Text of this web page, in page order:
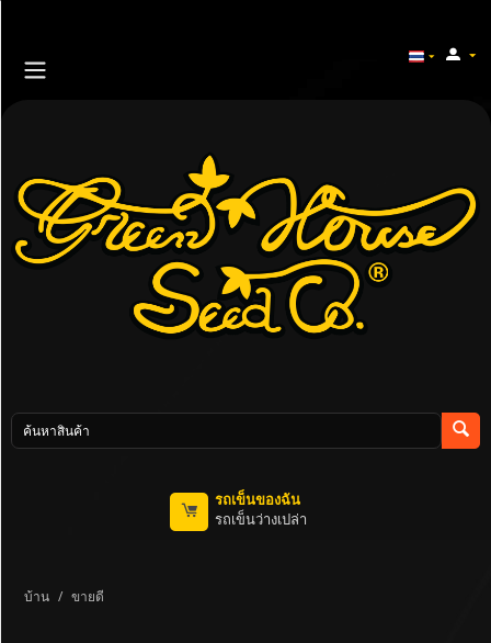
รถเข็นของฉัน
รถเข็นว่างเปล่า
บ้าน / ขายดี